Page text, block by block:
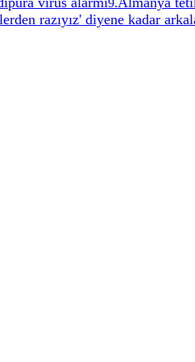
razıyız' diyene kadar